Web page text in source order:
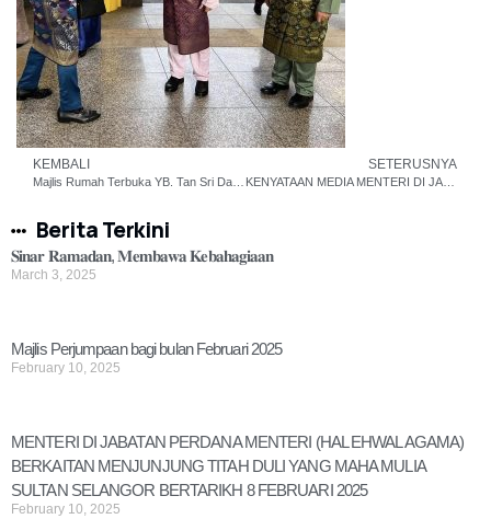
KEMBALI SETERUSNYA
KENYATAAN MEDIA MENTERI DI JABATAN PERDANA MENTERI (HAL EHWAL AGAMA) BERKAITAN KAEDAH PENETAPAN RASMI 1 SYAWAL DI MALAYSIA
Berita Terkini
𝐒𝐢𝐧𝐚𝐫 𝐑𝐚𝐦𝐚𝐝𝐚𝐧, 𝐌𝐞𝐦𝐛𝐚𝐰𝐚 𝐊𝐞𝐛𝐚𝐡𝐚𝐠𝐢𝐚𝐚𝐧
March 3, 2025
Majlis Perjumpaan bagi bulan Februari 2025
February 10, 2025
MENTERI DI JABATAN PERDANA MENTERI (HAL EHWAL AGAMA)
BERKAITAN MENJUNJUNG TITAH DULI YANG MAHA MULIA
SULTAN SELANGOR BERTARIKH 8 FEBRUARI 2025
February 10, 2025